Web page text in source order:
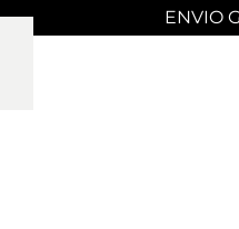
ENVIO